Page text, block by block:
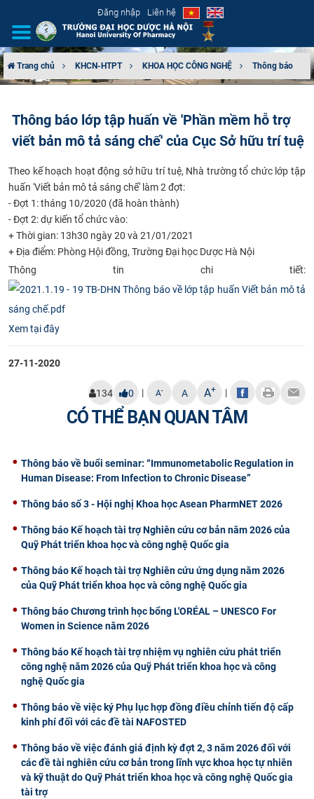
Đăng nhập Liên hệ
CƠ CẤU TỔ CHỨC
ĐÀO TẠO
ĐẢM BẢO CHẤT LƯỢNG
KHOA HỌC CÔNG NGHỆ
HTQT
CỰU NGƯỜI HỌC
Trang chủ KHCN-HTPT KHOA HỌC CÔNG NGHỆ Thông báo
Thông báo lớp tập huấn về 'Phần mềm hỗ trợ
viết bản mô tả sáng chế' của Cục Sở hữu trí tuệ
​Theo kế hoạch hoạt động sở hữu trí tuệ, Nhà trường tổ chức lớp tập
huấn 'Viết bản mô tả sáng chế' làm 2 đợt:
- Đợt 1: tháng 10/2020 (đã hoàn thành)
- Đợt 2: dự kiến tổ chức vào:
+ Thời gian: 13h30 ngày 20 và 21/01/2021
+ Địa điểm: Phòng Hội đồng, Trường Đại học Dược Hà Nội
Thông tin chi tiết:
Xem tại đây
27-11-2020
134 0 | A- A A+ |
CÓ THỂ BẠN QUAN TÂM
Thông báo về buổi seminar: “Immunometabolic Regulation in
Human Disease: From Infection to Chronic Disease”
Thông báo số 3 - Hội nghị Khoa học Asean PharmNET 2026
Thông báo Kế hoạch tài trợ Nghiên cứu cơ bản năm 2026 của
Quỹ Phát triển khoa học và công nghệ Quốc gia
Thông báo Kế hoạch tài trợ Nghiên cứu ứng dụng năm 2026
của Quỹ Phát triển khoa học và công nghệ Quốc gia
Thông báo Chương trình học bổng L'ORÉAL – UNESCO For
Women in Science năm 2026
Thông báo Kế hoạch tài trợ nhiệm vụ nghiên cứu phát triển
công nghệ năm 2026 của Quỹ Phát triển khoa học và công
nghệ Quốc gia
Thông báo về việc ký Phụ lục hợp đồng điều chỉnh tiến độ cấp
kinh phí đối với các đề tài NAFOSTED
Thông báo về việc đánh giá định kỳ đợt 2, 3 năm 2026 đối với
các đề tài nghiên cứu cơ bản trong lĩnh vực khoa học tự nhiên
và kỹ thuật do Quỹ Phát triển khoa học và công nghệ Quốc gia
tài trợ